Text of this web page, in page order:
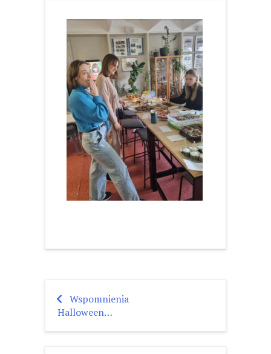
Nawigacja
wpisu
Wspomnienia
Halloween…